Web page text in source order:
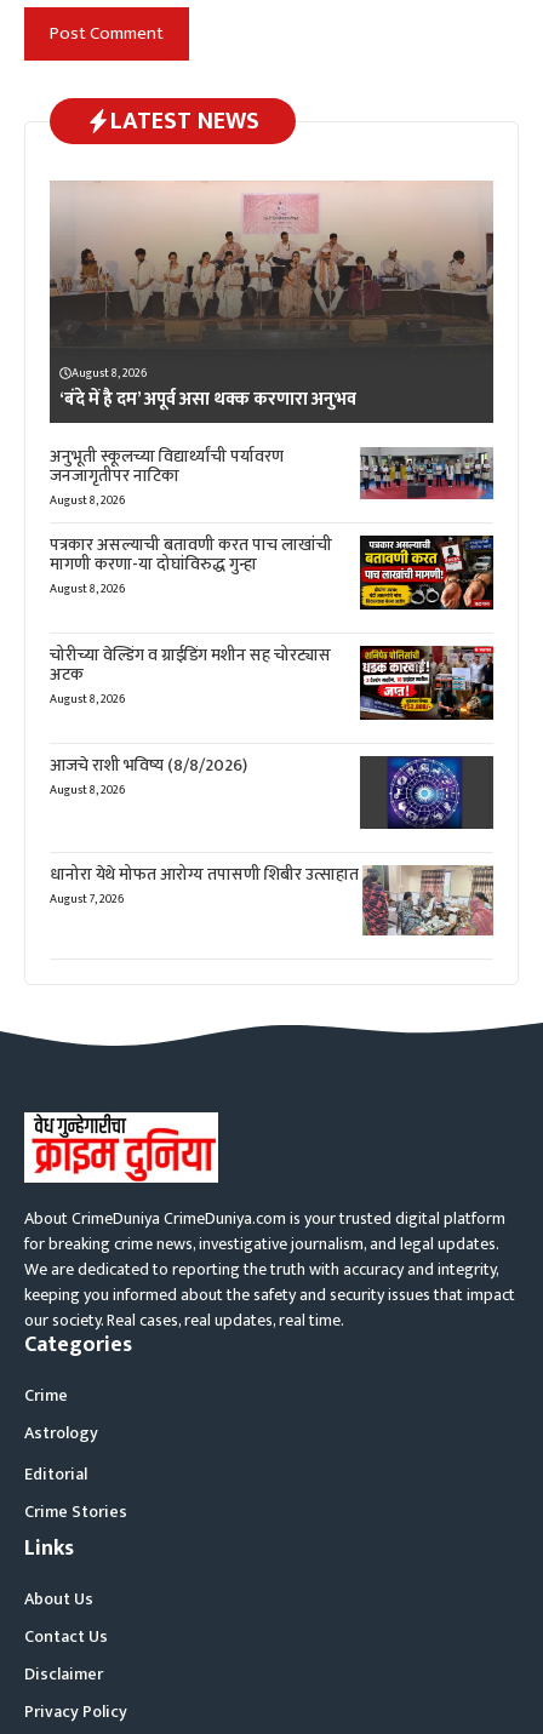
LATEST NEWS
August 8, 2026
‘बंदे में है दम’ अपूर्व असा थक्क करणारा अनुभव
अनुभूती स्कूलच्या विद्यार्थ्यांची पर्यावरण
जनजागृतीपर नाटिका
August 8, 2026
पत्रकार असल्याची बतावणी करत पाच लाखांची
मागणी करणा-या दोघांविरुद्ध गुन्हा
August 8, 2026
चोरीच्या वेल्डिंग व ग्राईडिंग मशीन सह चोरट्यास
अटक
August 8, 2026
आजचे राशी भविष्य (8/8/2026)
August 8, 2026
धानोरा येथे मोफत आरोग्य तपासणी शिबीर उत्साहात
August 7, 2026
About CrimeDuniya CrimeDuniya.com is your trusted digital platform
for breaking crime news, investigative journalism, and legal updates.
We are dedicated to reporting the truth with accuracy and integrity,
keeping you informed about the safety and security issues that impact
our society. Real cases, real updates, real time.
Categories
Crime
Astrology
Editorial
Crime Stories
Links
About Us
Contact Us
Disclaimer
Privacy Policy